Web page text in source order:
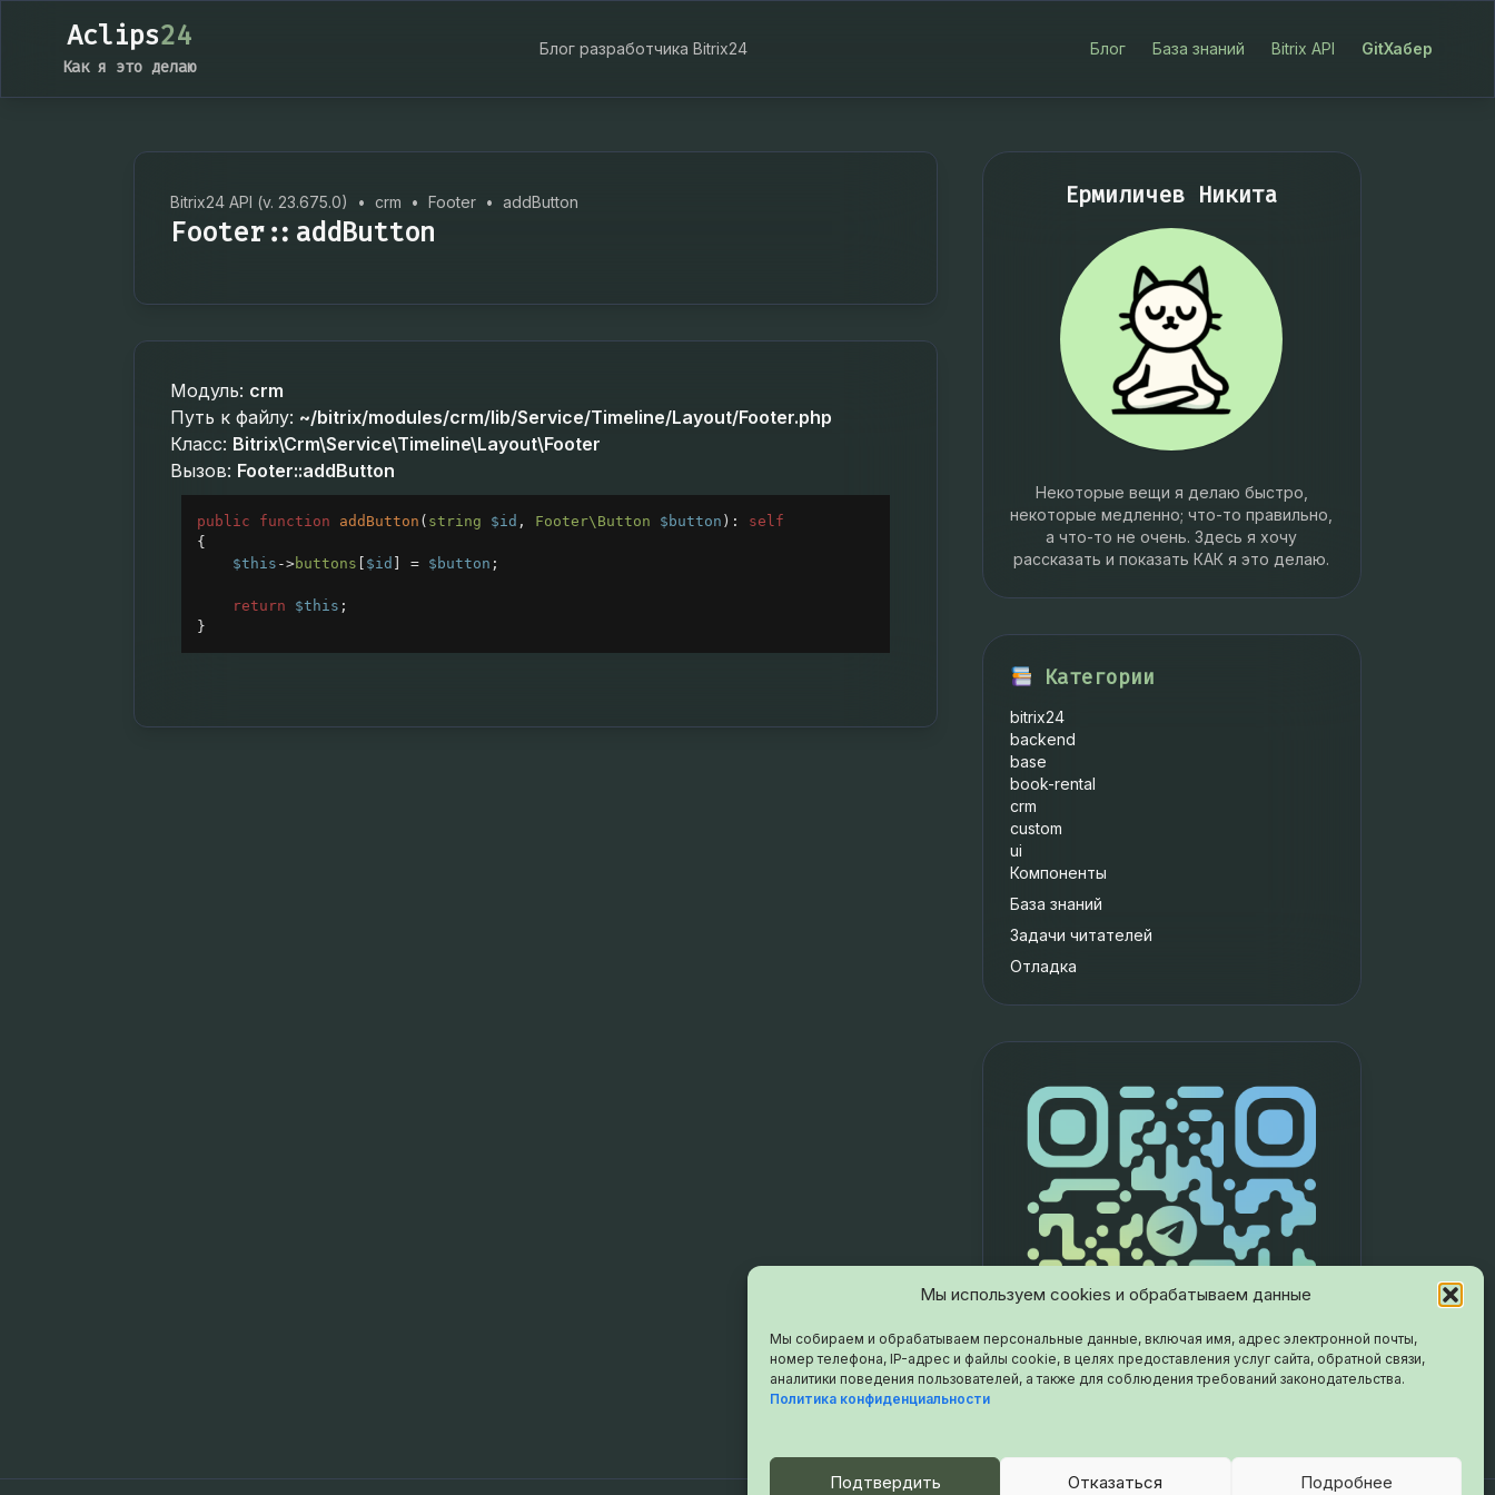
Мы используем cookies и обрабатываем данные
Мы собираем и обрабатываем персональные данные, включая имя, адрес электронной почты,
номер телефона, IP-адрес и файлы cookie, в целях предоставления услуг сайта, обратной связи,
аналитики поведения пользователей, а также для соблюдения требований законодательства.
Политика конфиденциальности
Подтвердить Отказаться Подробнее
Aclips24
Как я это делаю
Блог разработчика Bitrix24 Блог База знаний Bitrix API GitХабер
Bitrix24 API (v. 23.675.0) • crm • Footer • addButton
Footer::addButton
Модуль: crm
Путь к файлу: ~/bitrix/modules/crm/lib/Service/Timeline/Layout/Footer.php
Класс: Bitrix\Crm\Service\Timeline\Layout\Footer
Вызов: Footer::addButton
public function addButton ( string $id , Footer\Button $button ): self
{
$this ->buttons $id = $button ;
return $this ;
}
Ермиличев Никита
Некоторые вещи я делаю быстро,
некоторые медленно; что-то правильно,
а что-то не очень. Здесь я хочу
рассказать и показать КАК я это делаю.
Категории
bitrix24
backend
base
book-rental
crm
custom
ui
Компоненты
База знаний
Задачи читателей
Отладка